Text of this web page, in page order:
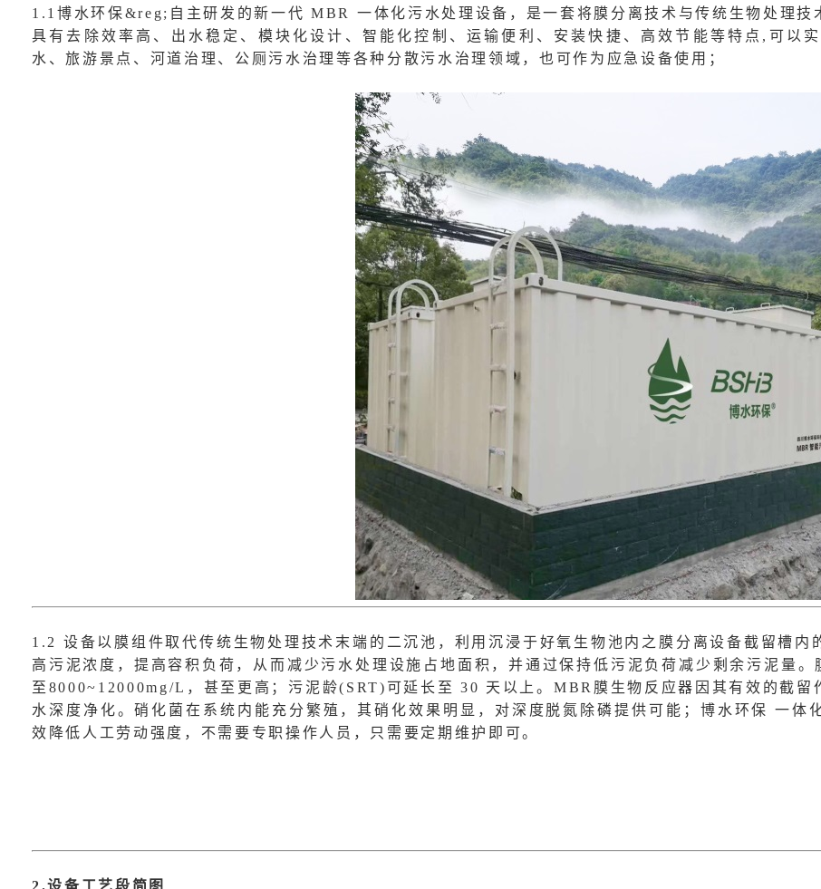
1.1博水环保&reg;自主研发的新一代 MBR 一体化 污水处理设备 ，是一套将膜分离技术与传统生物处理技
具有去除效率高、出水稳定、模块化设计、智能化控制、运输便利、安装快捷、高效节能等特点,可以
水、旅游景点、河道治理、公厕污水治理等各种分散污水治理领域，也可作为应急设备使用；
1.2 设备以膜组件取代传统生物处理技术末端的二沉池，利用沉浸于好氧生物池内之膜分离设备截留槽
高污泥浓度，提高容积负荷，从而减少 污水处理 设施占地面积，并通过保持低污泥负荷减少剩余污泥量
至8000~12000mg/L，甚至更高；污泥龄(SRT)可延长至 30 天以上。MBR膜生物反应器因其有效的截留
水深度净化。硝化菌在系统内能充分繁殖，其硝化效果明显，对深度脱氮除磷提供可能；博水环保 一体
效降低人工劳动强度，不需要专职操作人员，只需要定期维护即可。
2.设备工艺段简图